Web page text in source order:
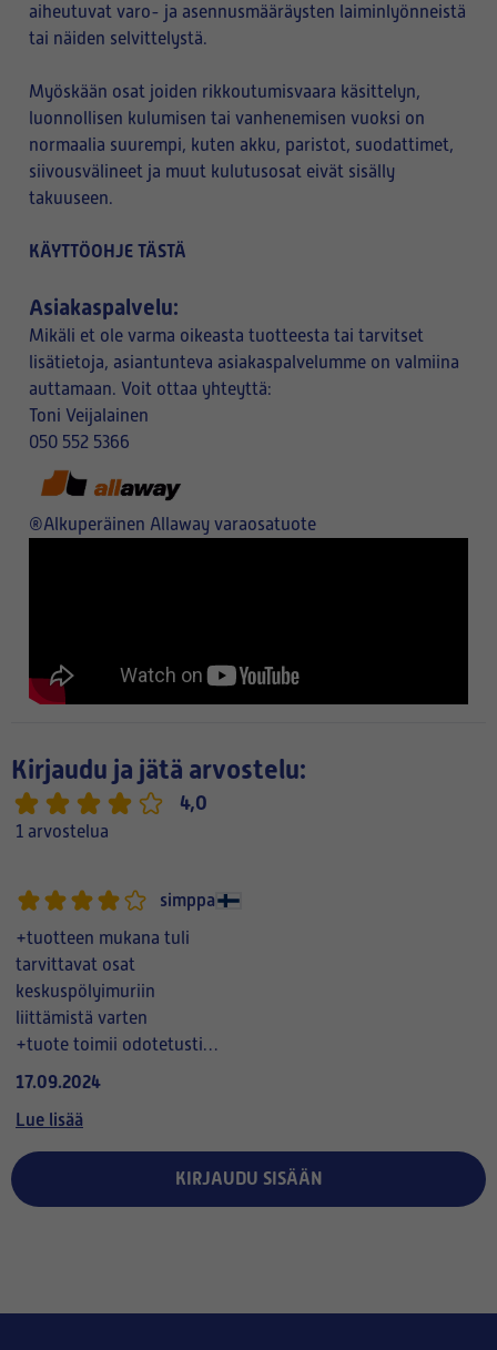
aiheutuvat varo- ja asennusmääräysten laiminlyönneistä
tai näiden selvittelystä.
Myöskään osat joiden rikkoutumisvaara käsittelyn,
luonnollisen kulumisen tai vanhenemisen vuoksi on
normaalia suurempi, kuten akku, paristot, suodattimet,
siivousvälineet ja muut kulutusosat eivät sisälly
takuuseen.
KÄYTTÖOHJE TÄSTÄ
Asiakaspalvelu:
Mikäli et ole varma oikeasta tuotteesta tai tarvitset
lisätietoja, asiantunteva asiakaspalvelumme on valmiina
auttamaan. Voit ottaa yhteyttä:
Toni Veijalainen
050 552 5366
®Alkuperäinen Allaway varaosatuote
Kirjaudu ja jätä arvostelu:
4,0
1 arvostelua
simppa
+tuotteen mukana tuli
tarvittavat osat
keskuspölyimuriin
liittämistä varten
+tuote toimii odotetusti ja
luotettavasti
hyvä
+liitettynä
automaattinen tyhjennys
- kännykkäsovelluksessa
17.09.2024
Lue lisää
KIRJAUDU SISÄÄN